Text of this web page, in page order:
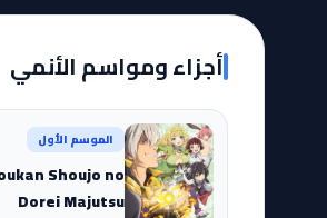
أجزاء ومواسم الأنمي
الموسم الأول
Shoujo no
Dorei Majutsu